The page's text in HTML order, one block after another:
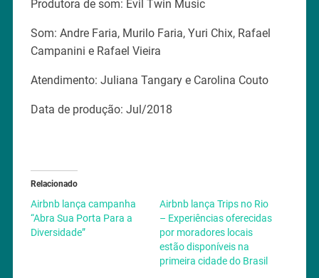
Produtora de som: Evil Twin Music
Som: Andre Faria, Murilo Faria, Yuri Chix, Rafael
Campanini e Rafael Vieira
Atendimento: Juliana Tangary e Carolina Couto
Data de produção: Jul/2018
Relacionado
Airbnb lança campanha
“Abra Sua Porta Para a
Diversidade”
Airbnb lança Trips no Rio
– Experiências oferecidas
por moradores locais
estão disponíveis na
primeira cidade do Brasil